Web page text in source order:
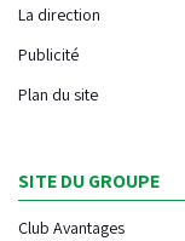
La direction
Publicité
Plan du site
SITE DU GROUPE
Club Avantages